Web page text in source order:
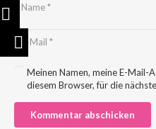
Meinen Namen, meine E-Mail-
diesem Browser, für die
Kommentar abschicken